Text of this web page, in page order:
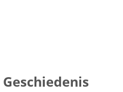
Geschiedenis